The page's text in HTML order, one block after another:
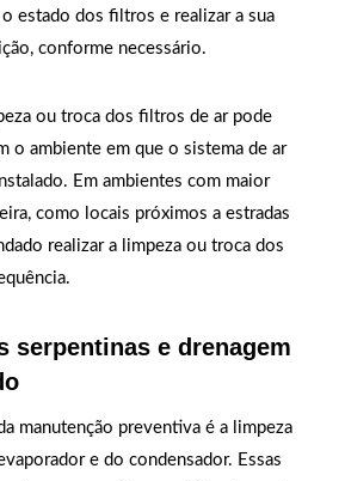
estado dos filtros e realizar a sua
conforme necessário.
ou troca dos filtros de ar pode
o ambiente em que o sistema de ar
Em ambientes com maior
como locais próximos a estradas
realizar a limpeza ou troca dos
serpentinas e drenagem
manutenção preventiva é a limpeza
e do condensador. Essas